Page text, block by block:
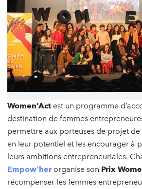
Women’Act est un programme
destination de femmes
permettre aux porteuses de projet
en leur potentiel et les encourager à
leurs ambitions entrepreneuriales.
Empow'herorganise son Prix
récompenser les femmes